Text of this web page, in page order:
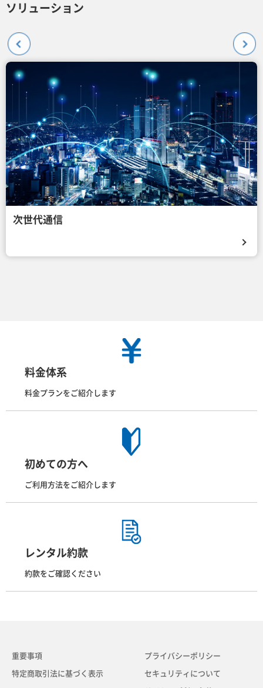
ソリューション
次世代通信
料金体系
料金プランをご紹介します
初めての方へ
ご利用方法をご紹介します
レンタル約款
約款をご確認ください
重要事項
特定商取引法に基づく表示
プライバシーポリシー
セキュリティについて